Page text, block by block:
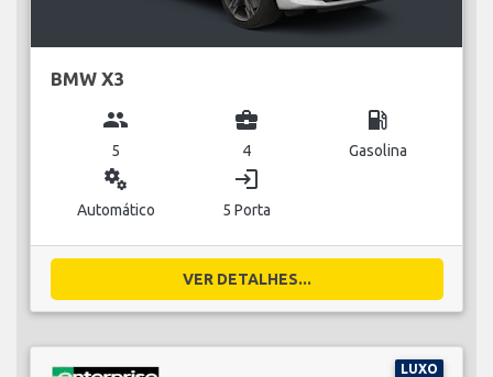
BMW X3
group
5
business_center
4
local_gas_station
Gasolina
miscellaneous_services
Automático
login
5 Porta
VER DETALHES...
LUXO